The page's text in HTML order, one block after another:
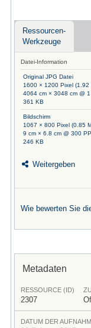
Ressourcen-
Werkzeuge
Datei-Information
Original JPG Datei
1600 × 1200 Pixel (1.92
4064 cm × 3048 cm @
361 KB
Bildschirm
1067 × 800 Pixel (0.85
9 cm × 6.8 cm @ 300
246 KB
Weitergeben
Wie bewerten Sie
Metadaten
RESSOURCE (ID)
2307
DATUM DER